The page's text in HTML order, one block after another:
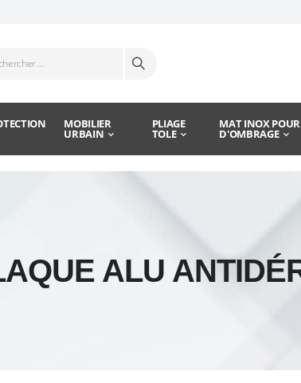
MOBILIER
URBAIN
PLIAGE
TOLE
MAT INOX POUR
D'OMBRAGE
ALU